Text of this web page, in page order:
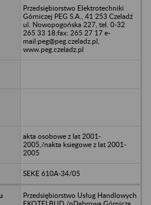
Przedsiębiorstwo Elektrotechniki
Górniczej PEG S.A., 41 253 Czeladź
ul. Nowopogońska 227, tel. 0-32
265 33 18;fax: 265 27 17 e-
mail:peg@peg.czeladz.pl,
www.peg.czeladz.pl
akta osobowe z lat 2001-
2005,/nakta ksiegowe z lat 2001-
2005
SEKE 610A-34/05
Przedsiębiorstwo Usług Handlowych